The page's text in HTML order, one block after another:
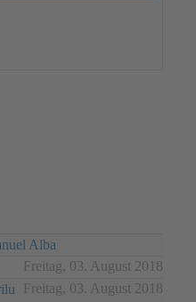
Alba
Freitag, 03. August 2018
Freitag, 03. August 2018